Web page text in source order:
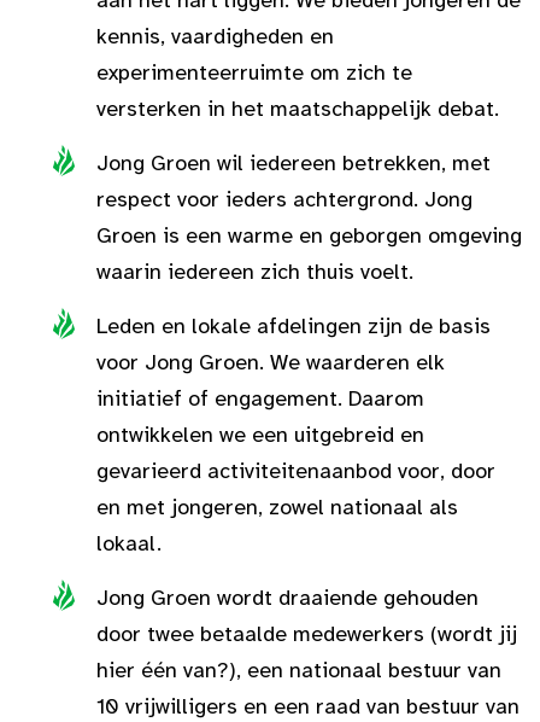
kennis, vaardigheden en
experimenteerruimte om zich te
versterken in het maatschappelijk debat.
Jong Groen wil iedereen betrekken, met
respect voor ieders achtergrond. Jong
Groen is een warme en geborgen omgeving
waarin iedereen zich thuis voelt.
Leden en lokale afdelingen zijn de basis
voor Jong Groen. We waarderen elk
initiatief of engagement. Daarom
ontwikkelen we een uitgebreid en
gevarieerd activiteitenaanbod voor, door
en met jongeren, zowel nationaal als
lokaal.
Jong Groen wordt draaiende gehouden
door twee betaalde medewerkers (wordt jij
hier één van?), een nationaal bestuur van
10 vrijwilligers en een raad van bestuur van